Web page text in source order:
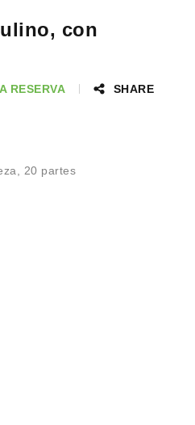
con
RESERVA SHARE
20 partes